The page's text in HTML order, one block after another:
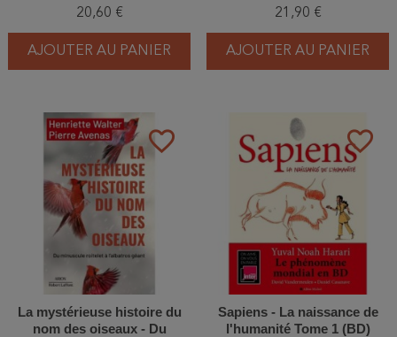
20,60 €
AJOUTER AU PANIER
21,90 €
AJOUTER AU PANIER
favorite_border
La mystérieuse histoire du
nom des oiseaux - Du
favorite_border
Sapiens - La naissance de
l'humanité Tome 1 (BD)